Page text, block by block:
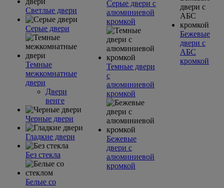
Светлые двери
Серые двери
Темные
межкомнатные
двери
Двери
венге
Черные двери
Гладкие двери
Без стекла
Белые со
Серые двери с
алюминиевой
кромкой
Темные двери
с
алюминиевой
кромкой
Бежевые
двери с
алюминиевой
кромкой
Бежевые
двери с
АБС
кромкой